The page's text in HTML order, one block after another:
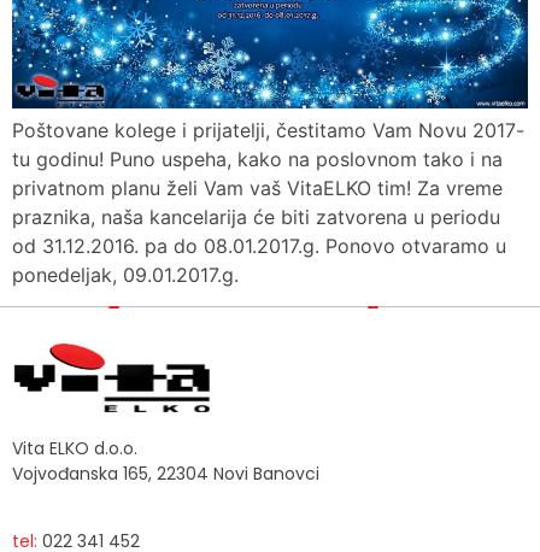
Poštovane kolege i prijatelji, čestitamo Vam Novu 2017-
tu godinu! Puno uspeha, kako na poslovnom tako i na
privatnom planu želi Vam vaš VitaELKO tim! Za vreme
praznika, naša kancelarija će biti zatvorena u periodu
od 31.12.2016. pa do 08.01.2017.g. Ponovo otvaramo u
ponedeljak, 09.01.2017.g.
Vita ELKO d.o.o.
Vojvođanska 165, 22304 Novi Banovci
tel: 022 341 452